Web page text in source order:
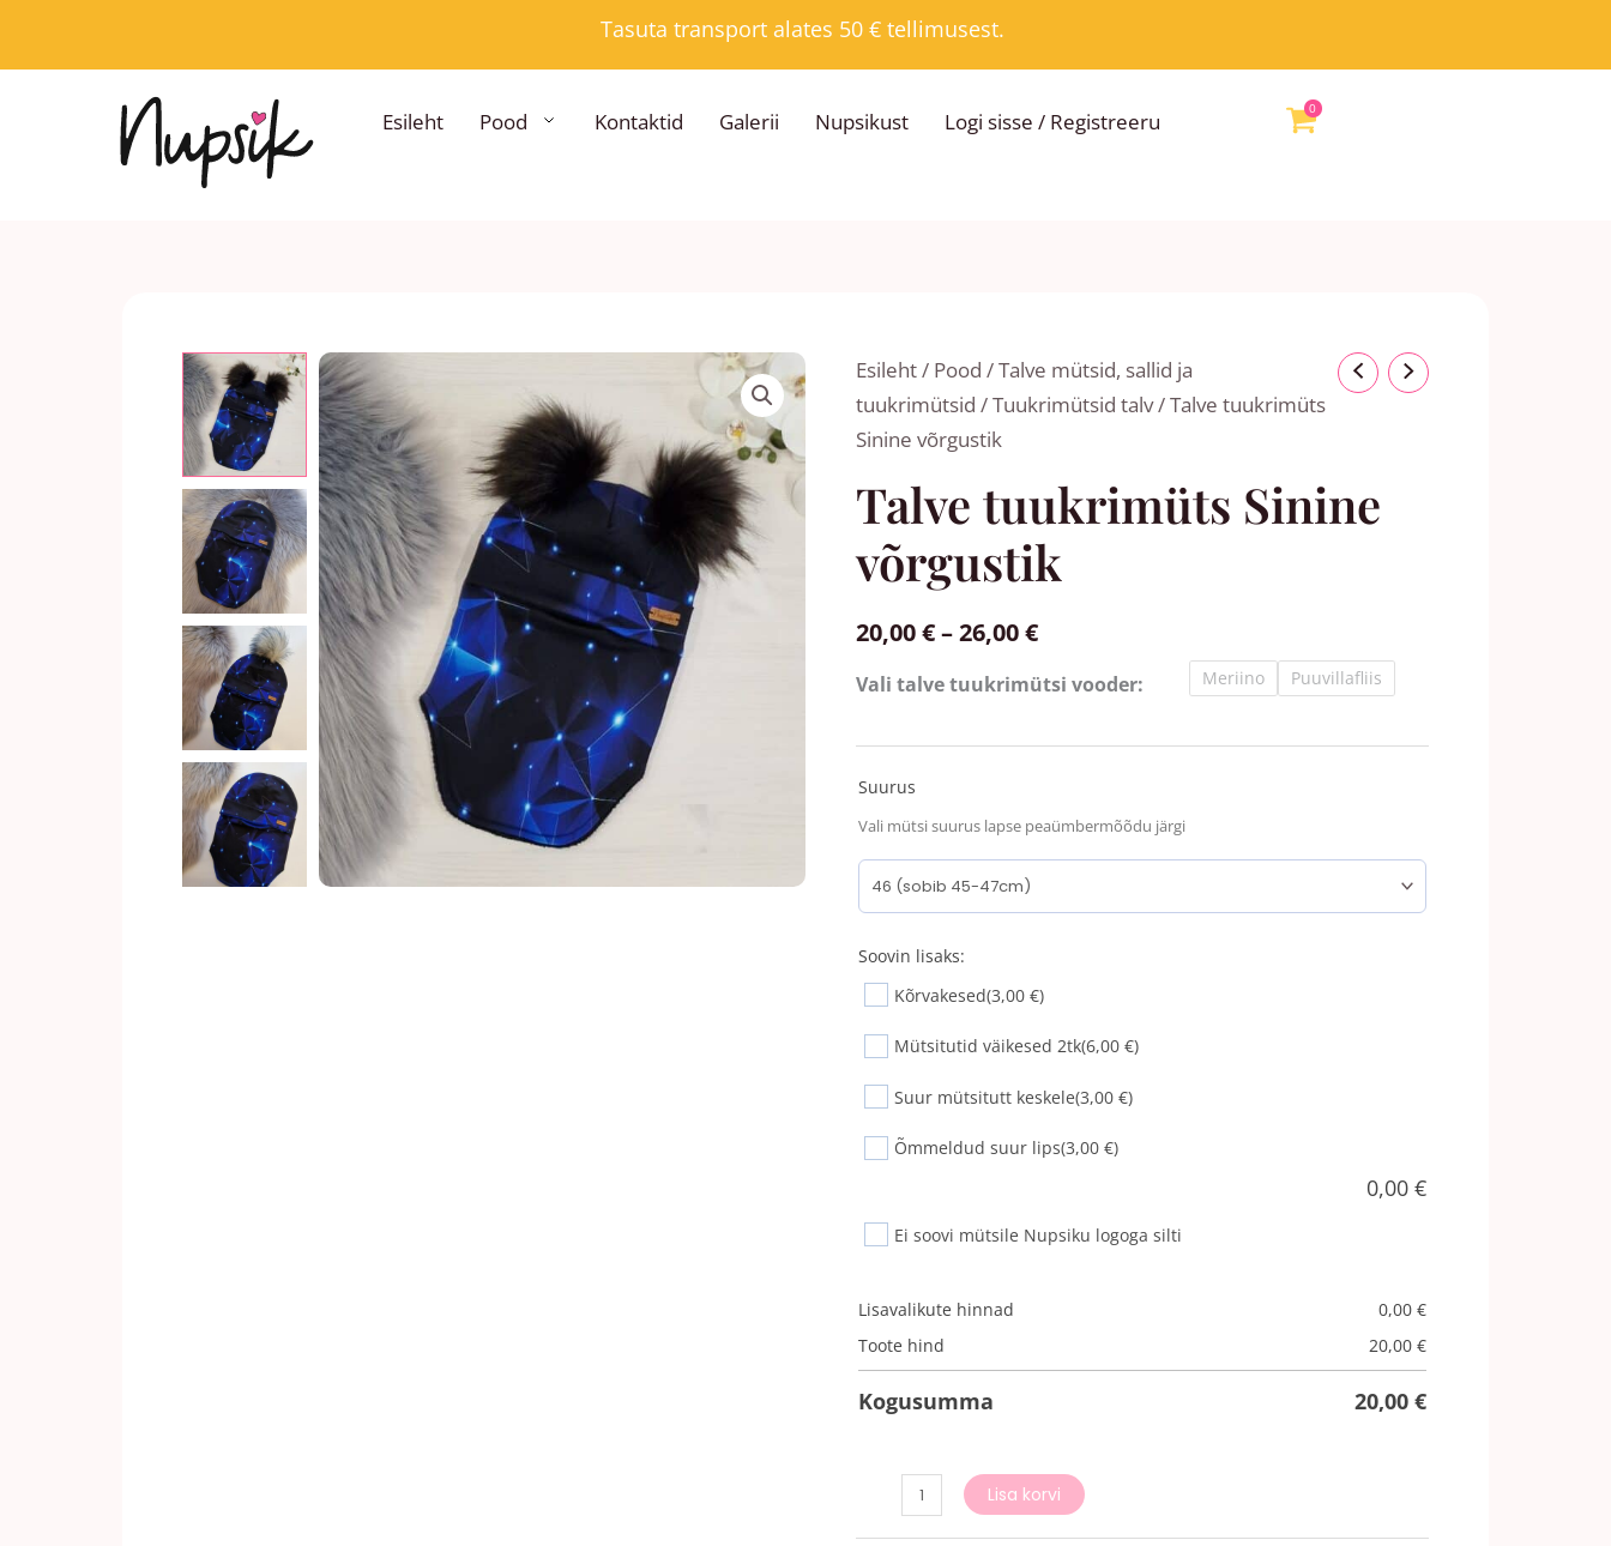
Tasuta transport alates 50 € tellimusest.
Esileht Pood Kontaktid Galerii Nupsikust Logi sisse / Registreeru 0
Esileht/ Pood /Talve mütsid, sallid ja
tuukrimütsid /Tuukrimütsid talv/ Talve tuukrimüts
Sinine võrgustik
Talve tuukrimüts Sinine
võrgustik
20,00€–26,00€
Hinnavahemik:
20,00 €
Vali talve tuukrimütsi vooder: Meriino Puuvillafliis
Suurus
Vali mütsi suurus lapse peaümbermõõdu järgi
Soovin lisaks:
Kõrvakesed(3,00 €)
Mütsitutid väikesed 2tk(6,00 €)
Suur mütsitutt keskele(3,00 €)
Õmmeldud suur lips(3,00 €)
0,00 €
Ei soovi mütsile Nupsiku logoga silti
Lisavalikute hinnad 0,00 €
Toote hind
20,00 €
Kogusumma 20,00 €
Talve
tuukrimüts
Sinine
kogus
Lisa korvi